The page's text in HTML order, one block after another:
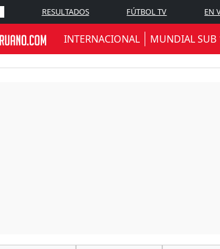
RESULTADOS FÚTBOL TV EN
INTERNACIONAL MUNDIAL SUB